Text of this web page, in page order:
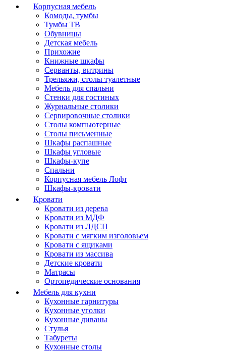
Корпусная мебель
Комоды, тумбы
Тумбы ТВ
Обувницы
Детская мебель
Прихожие
Книжные шкафы
Серванты, витрины
Трельяжи, столы туалетные
Мебель для спальни
Стенки для гостиных
Журнальные столики
Сервировочные столики
Столы компьютерные
Столы письменные
Шкафы распашные
Шкафы угловые
Шкафы-купе
Спальни
Корпусная мебель Лофт
Шкафы-кровати
Кровати
Кровати из дерева
Кровати из МДФ
Кровати из ЛДСП
Кровати с мягким изголовьем
Кровати с ящиками
Кровати из массива
Детские кровати
Матрасы
Ортопедические основания
Мебель для кухни
Кухонные гарнитуры
Кухонные уголки
Кухонные диваны
Стулья
Табуреты
Кухонные столы